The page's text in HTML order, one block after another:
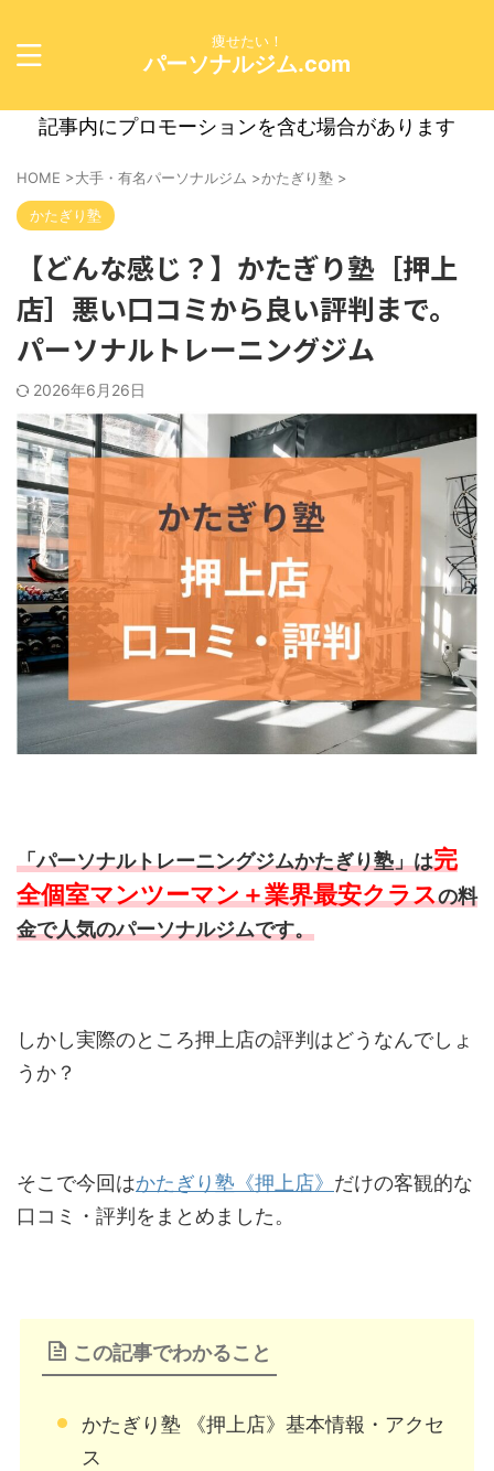
痩せたい！
パーソナルジム.com
記事内にプロモーションを含む場合があります
HOME >大手・有名パーソナルジム >かたぎり塾 >
かたぎり塾
【どんな感じ？】かたぎり塾［押上
店］悪い口コミから良い評判まで。
パーソナルトレーニングジム
2026年6月26日
「パーソナルトレーニングジムかたぎり塾」は完
全個室マンツーマン＋業界最安クラスの料
金で人気のパーソナルジムです。
しかし実際のところ押上店の評判はどうなんでしょ
うか？
そこで今回はかたぎり塾《押上店》 だけの客観的な
口コミ・評判をまとめました。
この記事でわかること
かたぎり塾 《押上店》基本情報・アクセ
ス